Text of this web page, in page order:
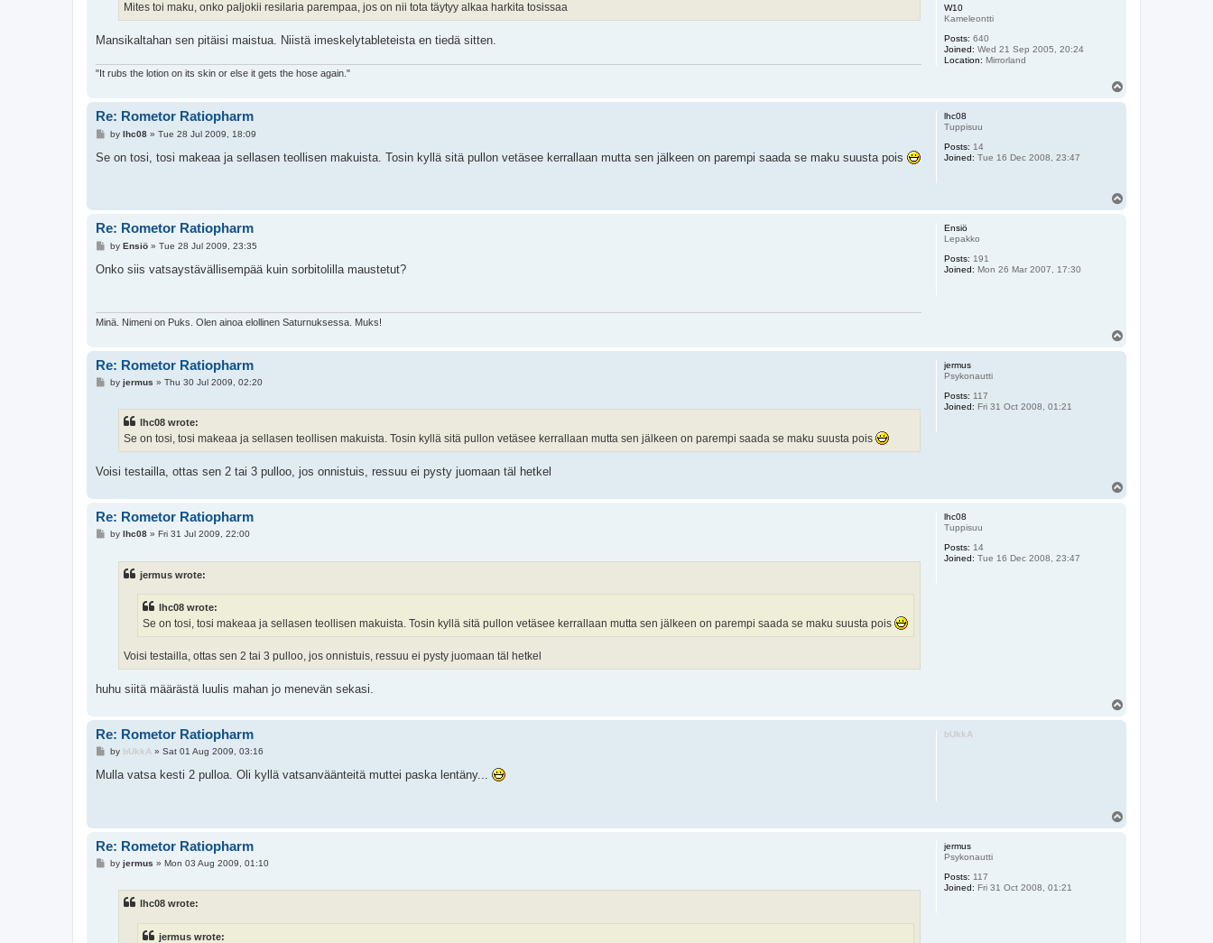
W10
Kameleontti
Posts: 640
Joined: Wed 21 Sep 2005, 20:24
Location: Mirrorland
Mites toi maku, onko paljokii resilaria parempaa, jos on nii tota täytyy alkaa harkita tosissaa
Mansikaltahan sen pitäisi maistua. Niistä imeskelytableteista en tiedä sitten.
"It rubs the lotion on its skin or else it gets the hose again."
lhc08
Tuppisuu
Posts: 14
Joined: Tue 16 Dec 2008, 23:47
Re: Rometor Ratiopharm
P
s
by lhc08» Tue 28 Jul 2009, 18:09
Se on tosi, tosi makeaa ja sellasen teollisen makuista. Tosin kyllä sitä pullon vetäsee kerrallaan mutta sen jälkeen on parempi saada se maku suusta pois
Ensiö
Lepakko
Posts: 191
Joined: Mon 26 Mar 2007, 17:30
Re: Rometor Ratiopharm
P
s
by Ensiö» Tue 28 Jul 2009, 23:35
Onko siis vatsaystävällisempää kuin sorbitolilla maustetut?
Minä. Nimeni on Puks. Olen ainoa elollinen Saturnuksessa. Muks!
jermus
Psykonautti
Posts: 117
Joined: Fri 31 Oct 2008, 01:21
Re: Rometor Ratiopharm
Pby jermus » Thu 30 Jul 2009, 02:20
lhc08 wrote:
Se on tosi, tosi makeaa ja sellasen teollisen makuista. Tosin kyllä sitä pullon vetäsee kerrallaan mutta sen jälkeen on parempi saada se maku suusta pois
Voisi testailla, ottas sen 2 tai 3 pulloo, jos onnistuis, ressuu ei pysty juomaan täl hetkel
lhc08
Tuppisuu
Posts: 14
Joined: Tue 16 Dec 2008, 23:47
Re: Rometor Ratiopharm
Pby lhc08» Fri 31 Jul 2009, 22:00
jermus wrote:
lhc08 wrote:
Se on tosi, tosi makeaa ja sellasen teollisen makuista. Tosin kyllä sitä pullon vetäsee kerrallaan mutta sen jälkeen on parempi saada se maku suusta pois
Voisi testailla, ottas sen 2 tai 3 pulloo, jos onnistuis, ressuu ei pysty juomaan täl hetkel
huhu siitä määrästä luulis mahan jo menevän sekasi.
bUkkA
Re: Rometor Ratiopharm
P
s
by bUkkA » Sat 01 Aug 2009, 03:16
Mulla vatsa kesti 2 pulloa. Oli kyllä vatsanväänteitä muttei paska lentäny...
jermus
Psykonautti
Posts: 117
Joined: Fri 31 Oct 2008, 01:21
Re: Rometor Ratiopharm
Pby jermus » Mon 03 Aug 2009, 01:10
lhc08 wrote:
jermus wrote: